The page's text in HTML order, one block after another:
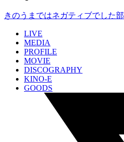
きのうまではネガティブでした部
LIVE
MEDIA
PROFILE
MOVIE
DISCOGRAPHY
KINO-E
GOODS